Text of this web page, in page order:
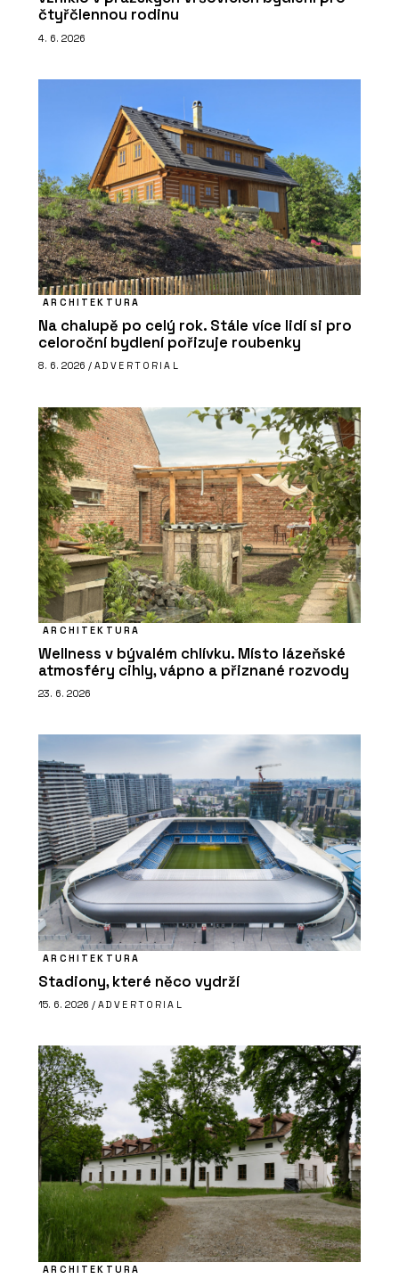
čtyřčlennou rodinu
4. 6. 2026
ARCHITEKTURA
Na chalupě po celý rok. Stále více lidí si pro
celoroční bydlení pořizuje roubenky
8. 6. 2026 / ADVERTORIAL
ARCHITEKTURA
Wellness v bývalém chlívku. Místo lázeňské
atmosféry cihly, vápno a přiznané rozvody
23. 6. 2026
ARCHITEKTURA
Stadiony, které něco vydrží
15. 6. 2026 / ADVERTORIAL
ARCHITEKTURA